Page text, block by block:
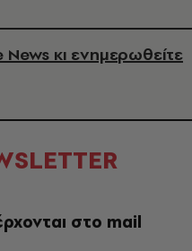
κι ενημερωθείτε
στο mail